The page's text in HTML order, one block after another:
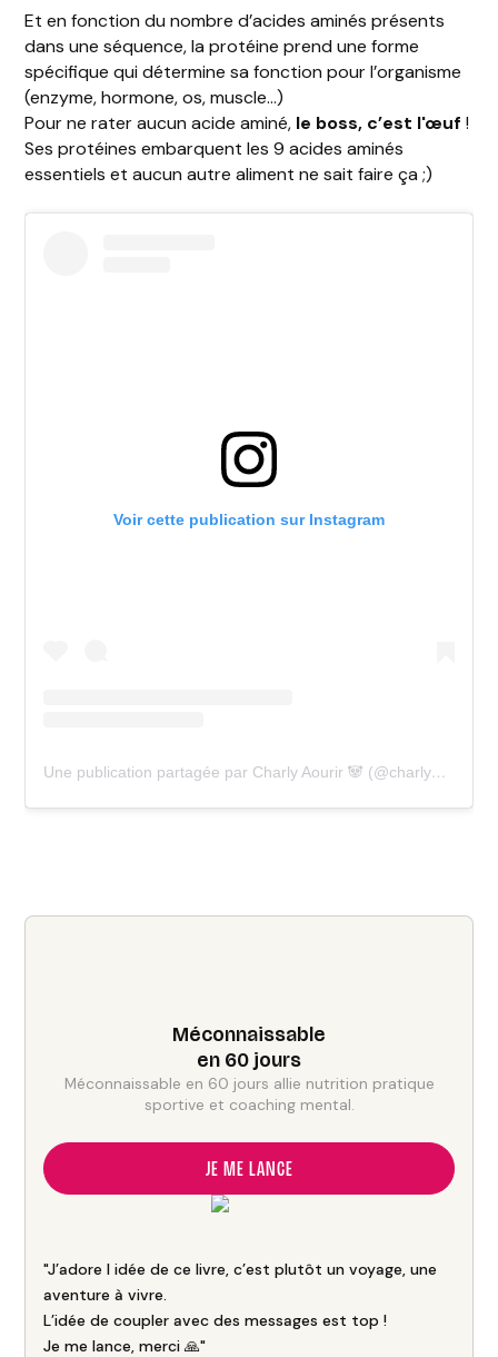
Et en fonction du nombre d’acides aminés présents
dans une séquence, la protéine prend une forme
spécifique qui détermine sa fonction pour l’organisme
(enzyme, hormone, os, muscle…)
Pour ne rater aucun acide aminé, le boss, c’est l'œuf !
Ses protéines embarquent les 9 acides aminés
essentiels et aucun autre aliment ne sait faire ça ;)
Voir cette publication sur Instagram
Une publication partagée par Charly Aourir 🐼 (@charly_evt)
Méconnaissable
en 60 jours
Méconnaissable en 60 jours allie nutrition pratique
sportive et coaching mental.
JE ME LANCE
"J’adore l idée de ce livre, c’est plutôt un voyage, une
aventure à vivre.
L’idée de coupler avec des messages est top !
Je me lance, merci 🙏"